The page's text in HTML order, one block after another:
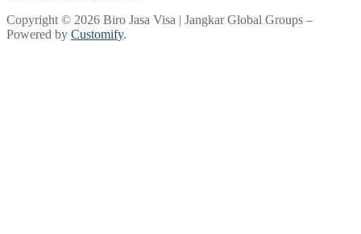
Copyright © 2026 Biro Jasa Visa | Jangkar Global Groups –
Powered by Customify.